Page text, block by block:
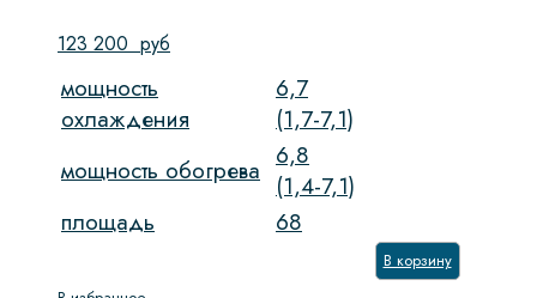
123 200 руб
мощность
охлаждения
6,7
(1,7-7,1)
мощность обогрева 6,8
(1,4-7,1)
площадь
68
В корзину